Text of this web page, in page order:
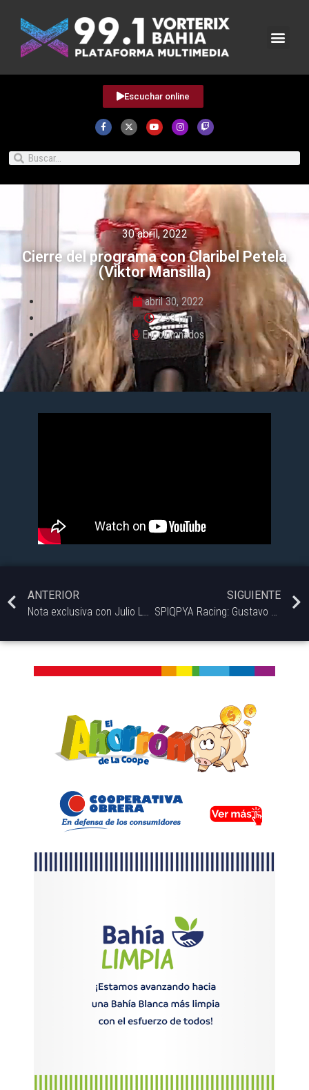
Escuchar online
30 abril, 2022
Cierre del programa con Claribel Petela
(Viktor Mansilla)
abril 30, 2022
2:53 pm
Encolumnados
ANTERIOR
SIGUIENTE